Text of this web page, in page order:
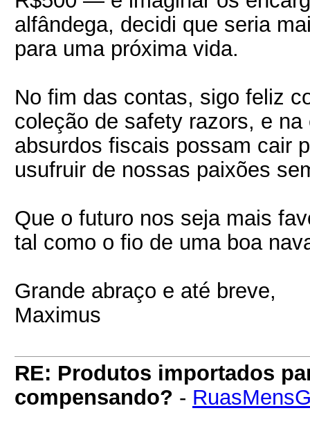
alfândega, decidi que seria
para uma próxima vida.
No fim das contas, sigo feliz
coleção de safety razors, e
absurdos fiscais possam cair
usufruir de nossas paixões
Que o futuro nos seja mais
tal como o fio de uma boa
Grande abraço e até breve,
Maximus
RE: Produtos importados
compensando? -